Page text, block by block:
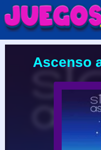
Ascenso